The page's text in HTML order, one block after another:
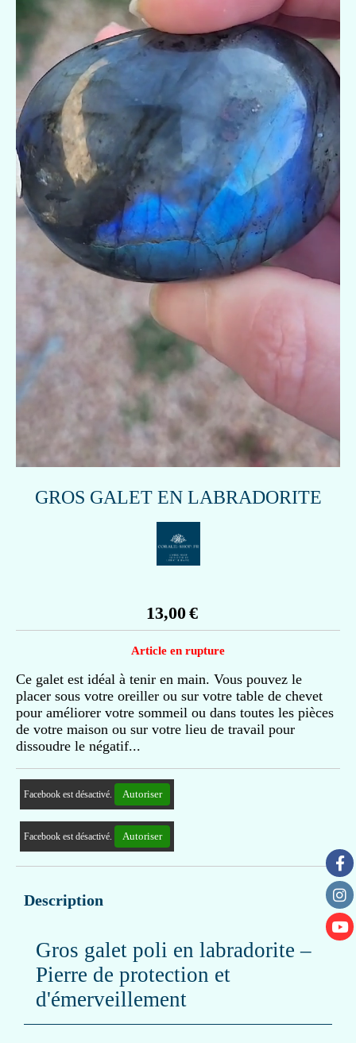
GROS GALET EN LABRADORITE
13,00€
Article en rupture
Ce galet est idéal à tenir en main. Vous pouvez le
placer sous votre oreiller ou sur votre table de chevet
pour améliorer votre sommeil ou dans toutes les pièces
de votre maison ou sur votre lieu de travail pour
dissoudre le négatif...
Facebook est désactivé. Autoriser
Facebook est désactivé. Autoriser
Description
Gros galet poli en labradorite –
Pierre de protection et
d'émerveillement